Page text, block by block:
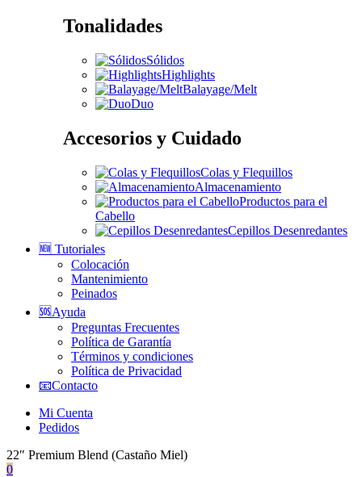
Tonalidades
Sólidos
Highlights
Balayage/Melt
Duo
Accesorios y Cuidado
Colas y Flequillos
Almacenamiento
Productos para el
Cabello
Cepillos Desenredantes
🆕 Tutoriales
Colocación
Mantenimiento
Peinados
🆘Ayuda
Preguntas Frecuentes
Política de Garantía
Términos y condiciones
Política de Privacidad
📧Contacto
Mi Cuenta
Pedidos
22″ Premium Blend (Castaño Miel)
0